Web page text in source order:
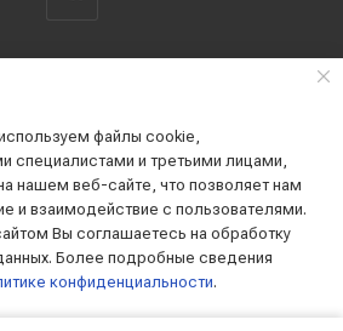
КПК "Ставропольстройопторг"
права защищены
файлы cookie,
специалистами и третьими лицами,
нашем веб-сайте, что позволяет нам
и взаимодействие с пользователями.
Вы соглашаетесь на обработку
Более подробные сведения
конфиденциальности.